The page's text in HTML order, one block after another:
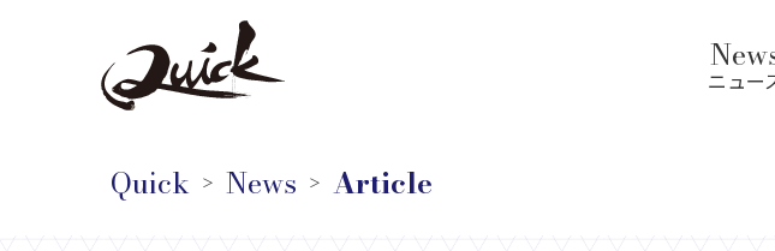
ニュー
Quick ＞ News ＞ Article